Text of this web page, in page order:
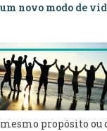
um novo modo de
mesmo propósito ou